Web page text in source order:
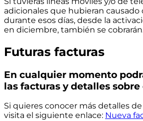
adicionales que hubieran causado
durante esos días, desde la
en diciembre, también se
Futuras facturas
En cualquier momento
las facturas y detalles sobre
Si quieres conocer más detalles
visita el siguiente enlace: Nueva